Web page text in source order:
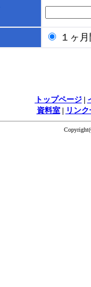
１ヶ
トップページ|
資料室| リン